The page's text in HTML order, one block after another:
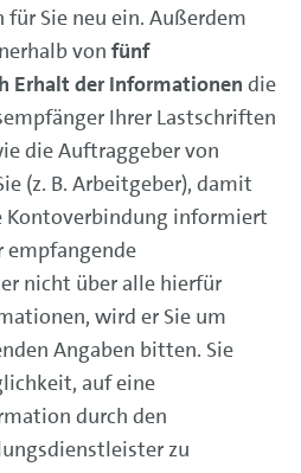
Sie neu ein. Außerdem
von fünf
Erhalt der Informationen die
Ihrer Lastschriften
die Auftraggeber von
(z. B. Arbeitgeber), damit
Kontoverbindung informiert
empfangende
nicht über alle hierfür
wird er Sie um
Angaben bitten. Sie
auf eine
durch den
zu